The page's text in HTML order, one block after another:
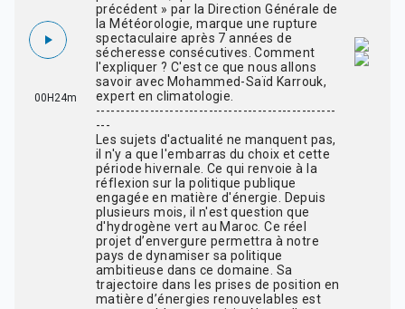
00H24m
précédent » par la Direction Générale de
la Météorologie, marque une rupture
spectaculaire après 7 années de
sécheresse consécutives. Comment
l'expliquer ? C'est ce que nous allons
savoir avec Mohammed-Saïd Karrouk,
expert en climatologie.
-------------------------------------------------
---
Les sujets d'actualité ne manquent pas,
il n'y a que l'embarras du choix et cette
période hivernale. Ce qui renvoie à la
réflexion sur la politique publique
engagée en matière d'énergie. Depuis
plusieurs mois, il n'est question que
d'hydrogène vert au Maroc. Ce réel
projet d’envergure permettra à notre
pays de dynamiser sa politique
ambitieuse dans ce domaine. Sa
trajectoire dans les prises de position en
matière d’énergies renouvelables est